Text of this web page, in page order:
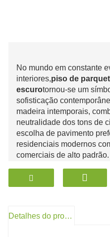
No mundo em constante
interiores,piso de
escurotornou-se um
sofisticação
madeira intemporais,
neutralidade dos tons de
escolha de pavimento
residenciais modernos
comerciais de alto padrão.
Detalhes do produto